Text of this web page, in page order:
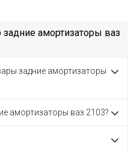
амортизаторы ваз
задние амортизаторы
амортизаторы ваз 2103?